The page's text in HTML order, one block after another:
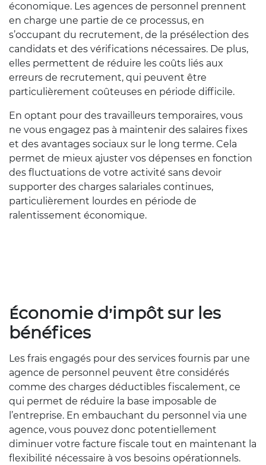
économique. Les agences de personnel prennent
en charge une partie de ce processus, en
s’occupant du recrutement, de la présélection des
candidats et des vérifications nécessaires. De plus,
elles permettent de réduire les coûts liés aux
erreurs de recrutement, qui peuvent être
particulièrement coûteuses en période difficile.
En optant pour des travailleurs temporaires, vous
ne vous engagez pas à maintenir des salaires fixes
et des avantages sociaux sur le long terme. Cela
permet de mieux ajuster vos dépenses en fonction
des fluctuations de votre activité sans devoir
supporter des charges salariales continues,
particulièrement lourdes en période de
ralentissement économique.
Économie d’impôt sur les
bénéfices
Les frais engagés pour des services fournis par une
agence de personnel peuvent être considérés
comme des charges déductibles fiscalement, ce
qui permet de réduire la base imposable de
l’entreprise. En embauchant du personnel via une
agence, vous pouvez donc potentiellement
diminuer votre facture fiscale tout en maintenant la
flexibilité nécessaire à vos besoins opérationnels.